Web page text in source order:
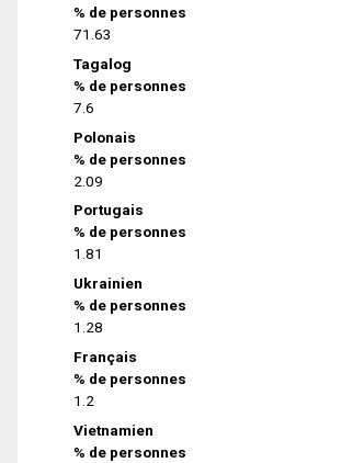
% de personnes
71.63
Tagalog
% de personnes
7.6
Polonais
% de personnes
2.09
Portugais
% de personnes
1.81
Ukrainien
% de personnes
1.28
Français
% de personnes
1.2
Vietnamien
% de personnes